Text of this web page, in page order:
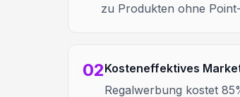
zu Produkten ohne
02Kosteneffektives
Regalwerbung kostet